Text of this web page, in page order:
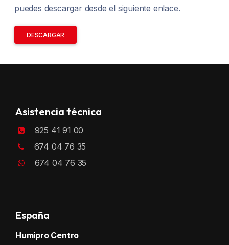
puedes descargar desde el siguiente enlace.
DESCARGAR
Asistencia técnica
925 41 91 00
674 04 76 35
674 04 76 35
España
Humipro Centro